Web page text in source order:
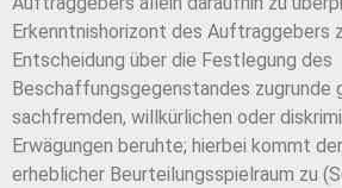
Erkenntnishorizont des Auftraggebers
Entscheidung über die Festlegung des
Beschaffungsgegenstandes zugrunde
sachfremden, willkürlichen oder
Erwägungen beruhte; hierbei kommt
erheblicher Beurteilungsspielraum zu